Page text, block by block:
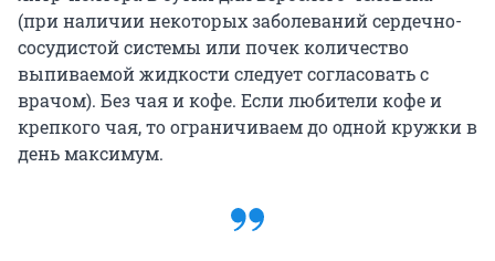
(при наличии некоторых заболеваний сердечно-
сосудистой системы или почек количество
выпиваемой жидкости следует согласовать с
врачом). Без чая и кофе. Если любители кофе и
крепкого чая, то ограничиваем до одной кружки в
день максимум.